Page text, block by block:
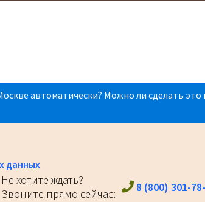
автоматически? Можно ли сделать это
данных
Не хотите ждать?
Звоните прямо сейчас:
8 (800) 301-